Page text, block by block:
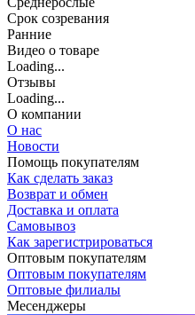
Срок созревания
Ранние
Видео о товаре
Loading...
Отзывы
Loading...
О компании
О нас
Новости
Помощь покупателям
Как сделать заказ
Возврат и обмен
Доставка и оплата
Самовывоз
Как зарегистрироваться
Оптовым покупателям
Оптовым покупателям
Оптовые филиалы
Месенджеры